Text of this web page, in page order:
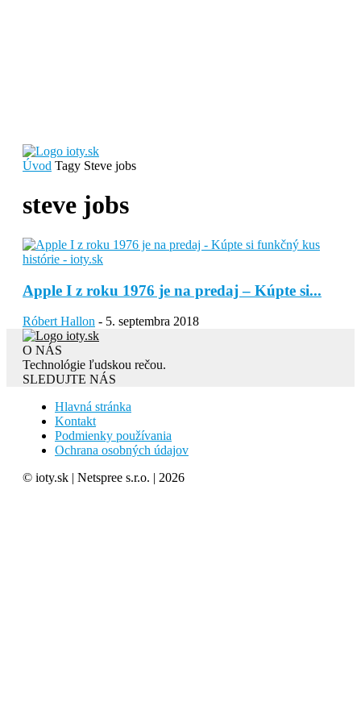
Úvod Tagy Steve jobs
steve jobs
Apple I z roku 1976 je na predaj – Kúpte si...
Róbert Hallon - 5. septembra 2018
O NÁS
Technológie ľudskou rečou.
SLEDUJTE NÁS
Hlavná stránka
Kontakt
Podmienky používania
Ochrana osobných údajov
© ioty.sk | Netspree s.r.o. | 2026